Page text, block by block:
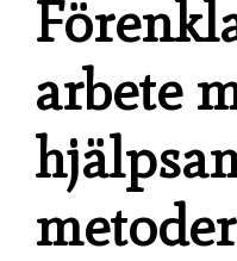
arbete
metoder